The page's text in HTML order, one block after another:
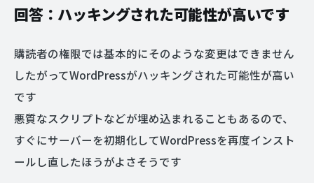
回答：ハッキングされた可能性が高いです
購読者の権限では基本的にそのような変更はできません
したがってWordPressがハッキングされた可能性が高い
です
悪質なスクリプトなどが埋め込まれることもあるので、
すぐにサーバーを初期化してWordPressを再度インスト
ールし直したほうがよさそうです